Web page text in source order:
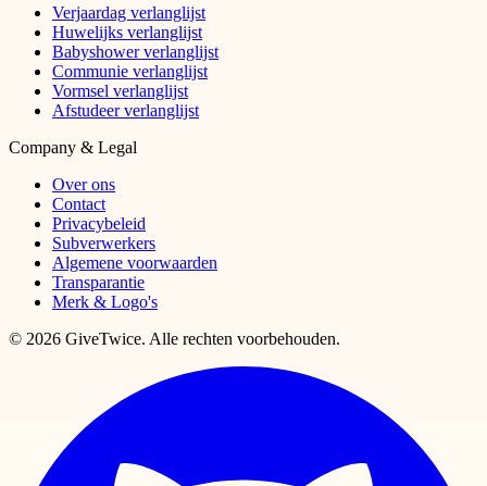
Verjaardag verlanglijst
Huwelijks verlanglijst
Babyshower verlanglijst
Communie verlanglijst
Vormsel verlanglijst
Afstudeer verlanglijst
Company & Legal
Over ons
Contact
Privacybeleid
Subverwerkers
Algemene voorwaarden
Transparantie
Merk & Logo's
© 2026 GiveTwice. Alle rechten voorbehouden.